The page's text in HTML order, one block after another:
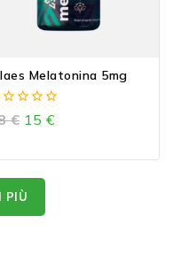
Melatonina 5mg
€ 15 €
PIÙ